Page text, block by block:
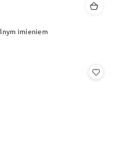
imieniem